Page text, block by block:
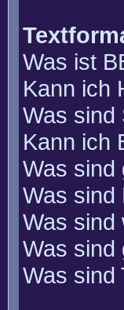
Was ist
Kann ich
Was sind
Kann ich
Was sind
Was sind
Was sind
Was sind
Was sind